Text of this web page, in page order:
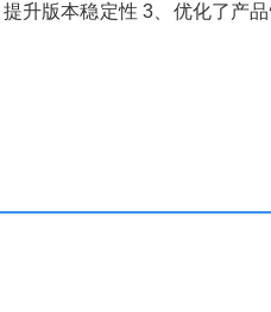
升版本稳定性 3、优化了产